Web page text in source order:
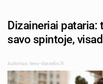
Dizaineriai
savo spintoje,
Autorius: tevu-darzelis.lt